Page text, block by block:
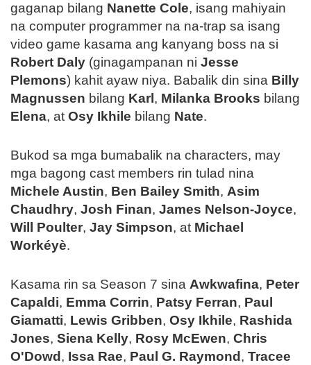
gaganap bilang Nanette Cole, isang mahiyain
na computer programmer na na-trap sa isang
video game kasama ang kanyang boss na si
Robert Daly (ginagampanan ni Jesse
Plemons) kahit ayaw niya. Babalik din sina Billy
Magnussen bilang Karl , Milanka Brooks bilang
Elena, at Osy Ikhile bilang Nate.
Bukod sa mga bumabalik na characters, may
mga bagong cast members rin tulad nina
Michele Austin, Ben Bailey Smith, Asim
Chaudhry, Josh Finan, James Nelson-Joyce,
Will Poulter, Jay Simpson, at Michael
Workéyè.
Kasama rin sa Season 7 sina Awkwafina, Peter
Capaldi, Emma Corrin, Patsy Ferran, Paul
Giamatti, Lewis Gribben, Osy Ikhile, Rashida
Jones, Siena Kelly, Rosy McEwen, Chris
O'Dowd , Issa Rae, Paul G. Raymond , Tracee